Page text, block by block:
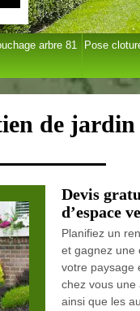
arbre 81 Pose
de jardin
Devis
d’espace
Planifiez un
et gagnez une
votre paysage
chez vous une
ainsi que les